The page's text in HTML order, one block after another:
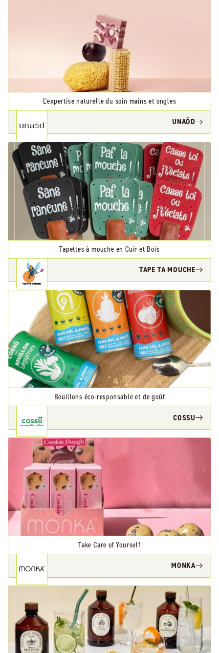
L'expertise naturelle du soin mains et ongles
UNAÖD
Tapettes à mouche en Cuir et Bois
TAPE TA MOUCHE
Bouillons éco-responsable et de goût
COSSU
Take Care of Yourself
MONKA